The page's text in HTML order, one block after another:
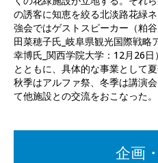
の誘客に知恵を絞る北淡路花緑
強会ではゲストスピーカー（粕
田菜穂子氏_岐阜県観光国際戦
幸博氏_関西学院大学：12月26
とともに、具体的な事業として
秋季はアルファ祭、冬季は講演
て他施設との交流をおこなった。
企画